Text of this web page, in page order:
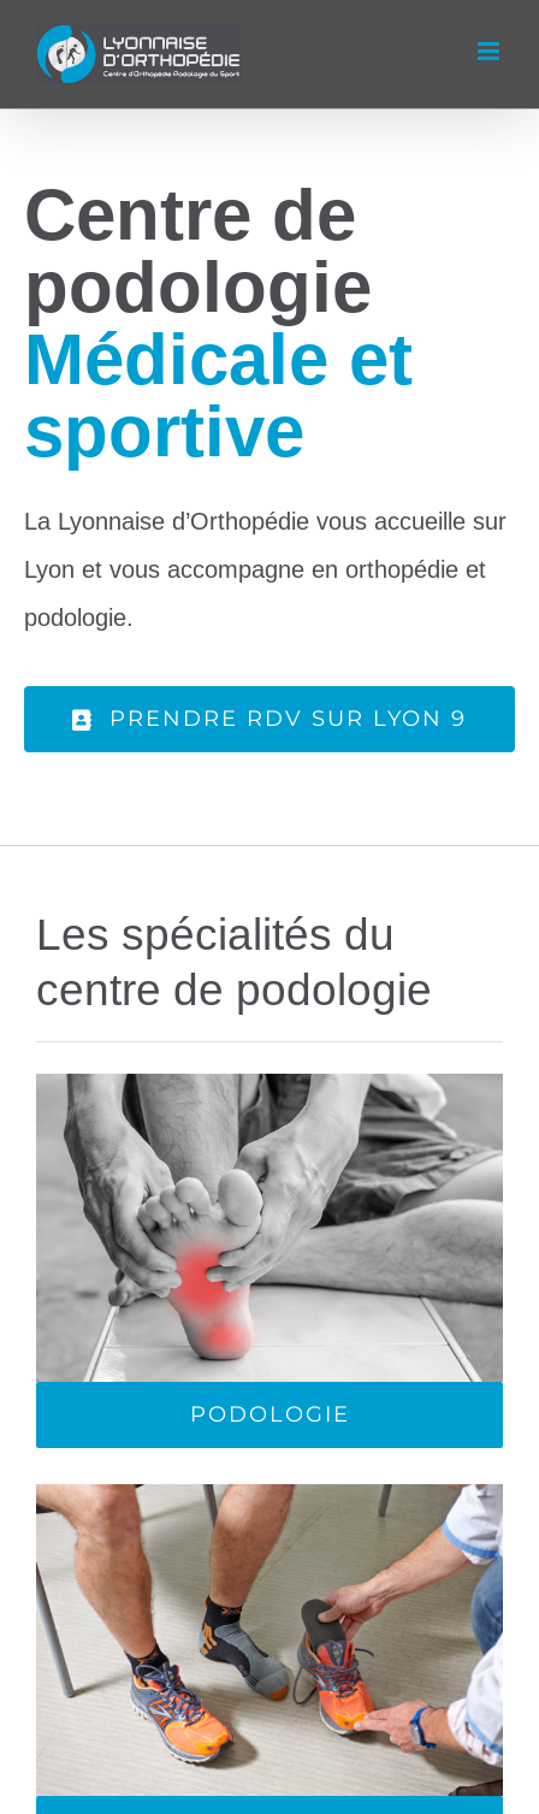
Centre de
podologie
Médicale et
sportive
La Lyonnaise d’Orthopédie vous accueille sur
Lyon et vous accompagne en orthopédie et
podologie.
PRENDRE RDV SUR LYON 9
Les spécialités du
centre de podologie
PODOLOGIE